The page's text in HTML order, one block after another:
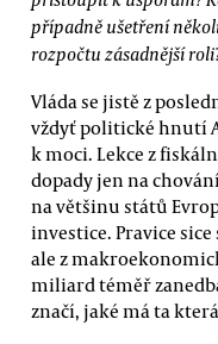
případně ušetření
rozpočtu zásadnější
Vláda se jistě z
vždyť politické hnutí
k moci. Lekce z
dopady jen na
na většinu států
investice. Pravice
ale z
miliard téměř
značí, jaké má ta